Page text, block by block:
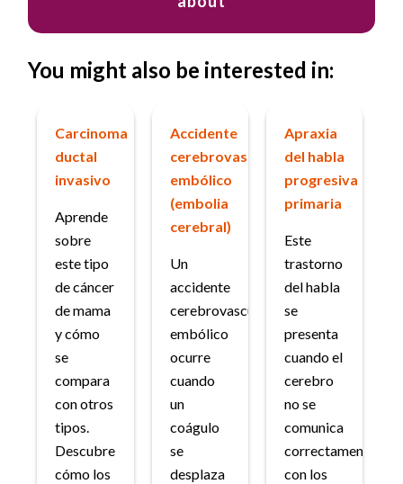
You might also be interested in:
Carcinoma
ductal
invasivo
Aprende
sobre
este tipo
de cáncer
de mama
y cómo
se
compara
con otros
tipos.
Descubre
cómo los
Accidente
cerebrovascular
embólico
(embolia
cerebral)
Un
accidente
cerebrovascular
embólico
ocurre
cuando
un
coágulo
se
desplaza
Apraxia
del habla
progresiva
primaria
Este
trastorno
del habla
se
presenta
cuando el
cerebro
no se
comunica
correctamente
con los